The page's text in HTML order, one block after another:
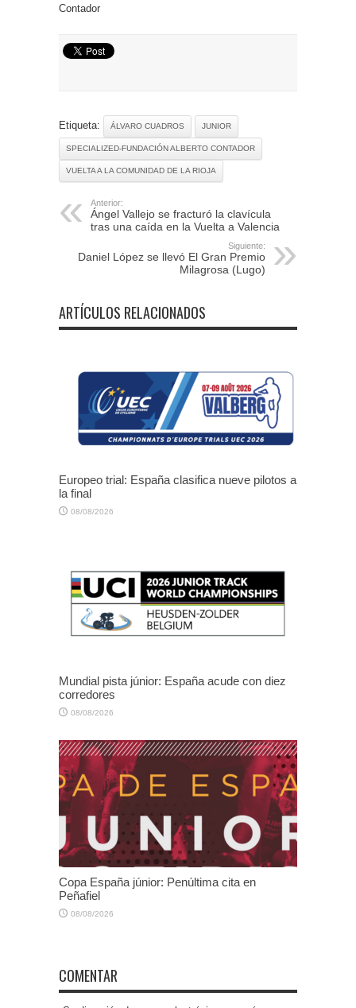
Contador
Etiqueta: ÁLVARO CUADROS JUNIOR
SPECIALIZED-FUNDACIÓN ALBERTO CONTADOR
VUELTA A LA COMUNIDAD DE LA RIOJA
Anterior:
Ángel Vallejo se fracturó la clavícula
tras una caída en la Vuelta a Valencia
Siguiente:
Daniel López se llevó El Gran Premio
Milagrosa (Lugo)
ARTÍCULOS RELACIONADOS
Europeo trial: España clasifica nueve pilotos a
la final
08/08/2026
Mundial pista júnior: España acude con diez
corredores
08/08/2026
Copa España júnior: Penúltima cita en
Peñafiel
08/08/2026
COMENTAR